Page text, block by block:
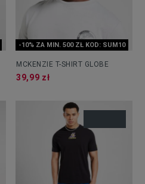
-10% ZA MIN. 500 ZŁ KOD: SUM10
MCKENZIE T-SHIRT GLOBE
39,99 zł